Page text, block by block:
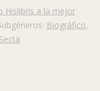
Hislibris a la mejor
Biográfico,
Secta